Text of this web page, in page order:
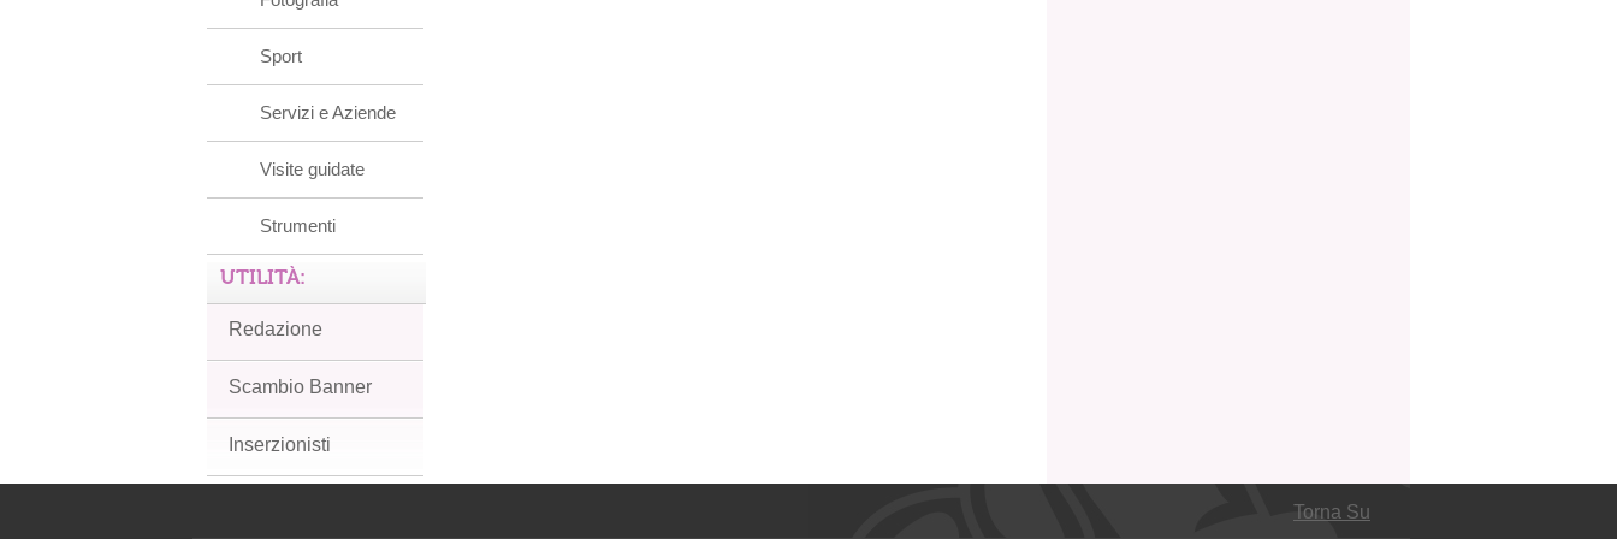
Sport
Servizi e Aziende
Visite guidate
Strumenti
UTILITÀ:
Redazione
Scambio Banner
Inserzionisti
Torna Su